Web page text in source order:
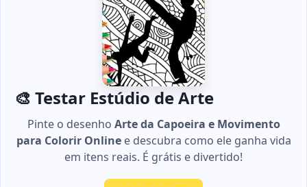
🎨 Testar Estúdio de Arte
Pinte o desenho Arte da Capoeira e Movimento
para Colorir Onlinee descubra como ele ganha vida
em itens reais. É grátis e divertido!